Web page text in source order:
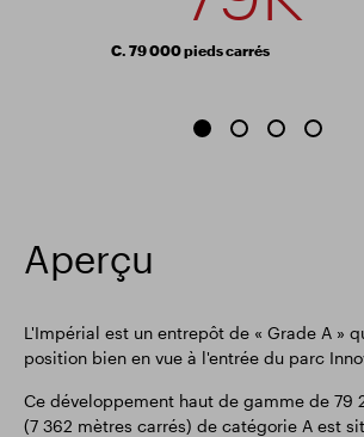
C. 79 000 pieds carrés
Aperçu
L'Impérial est un entrepôt de « Grade A »
position bien en vue à l'entrée du parc
Ce développement haut de gamme de 79
(7 362 mètres carrés) de catégorie A est